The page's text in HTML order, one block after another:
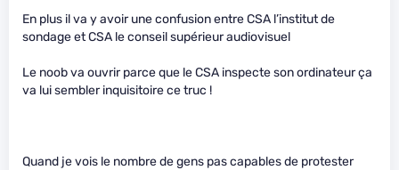
En plus il va y avoir une confusion entre CSA l’institut de
sondage et CSA le conseil supérieur audiovisuel
Le noob va ouvrir parce que le CSA inspecte son ordinateur ça
va lui sembler inquisitoire ce truc !
Quand je vois le nombre de gens pas capables de protester